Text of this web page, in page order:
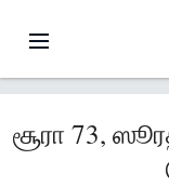
சூரா 73,